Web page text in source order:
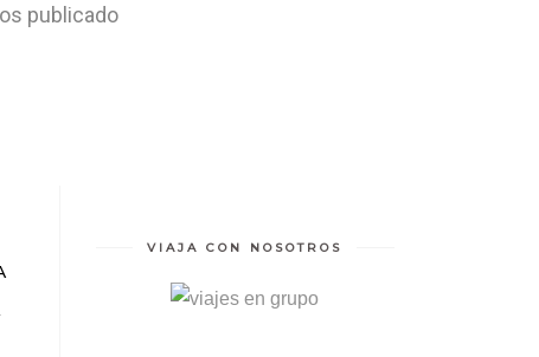
publicado
VIAJA CON NOSOTROS